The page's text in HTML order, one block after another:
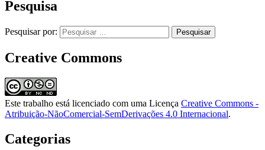
Pesquisa
Pesquisar por:
Creative Commons
Este trabalho está licenciado com uma Licença Creative Commons -
Atribuição-NãoComercial-SemDerivações 4.0 Internacional.
Categorias